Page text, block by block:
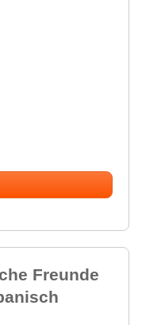
Freunde